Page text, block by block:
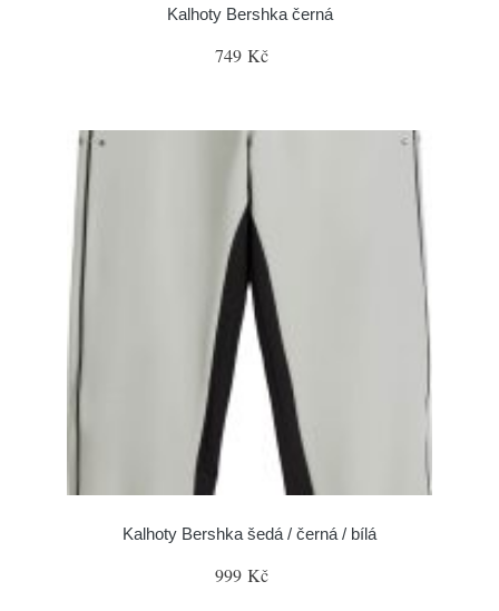
Kalhoty Bershka černá
749 Kč
Kalhoty Bershka šedá / černá / bílá
999 Kč